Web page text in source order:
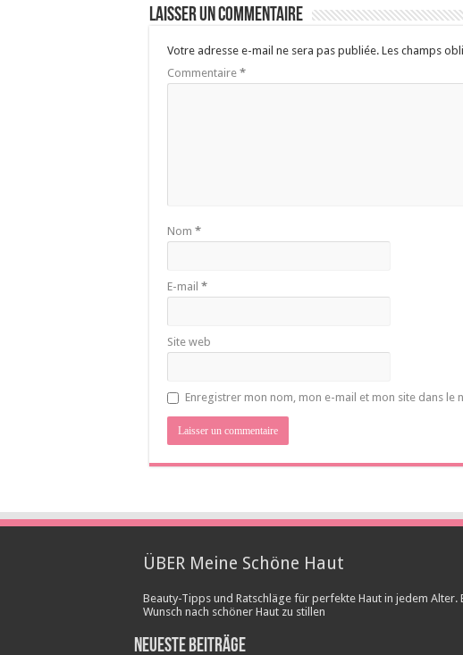
Laisser un commentaire
Votre adresse e-mail ne sera pas publiée. Les champs
Commentaire *
Nom *
E-mail *
Site web
Enregistrer mon nom, mon e-mail et mon site dans
ÜBER Meine Schöne Haut
Beauty-Tipps und Ratschläge für perfekte Haut in jedem Alter.
Wunsch nach schöner Haut zu stillen
Neueste Beiträge